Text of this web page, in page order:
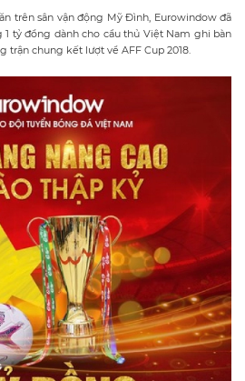
trên sân vận động Mỹ Đình, Eurowindow đã
tỷ đồng dành cho cầu thủ Việt Nam ghi bàn
trận chung kết lượt về AFF Cup 2018.